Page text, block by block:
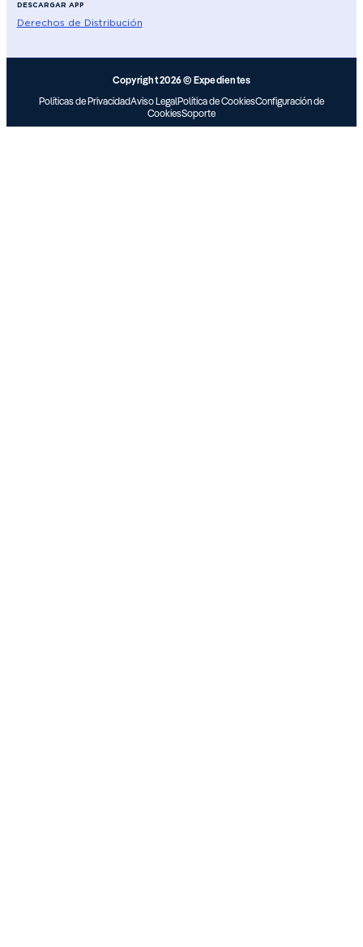
DESCARGAR APP
Derechos de Distribución
Copyright 2026 © Expedientes
Políticas de PrivacidadAviso LegalPolítica de CookiesConfiguración de
CookiesSoporte